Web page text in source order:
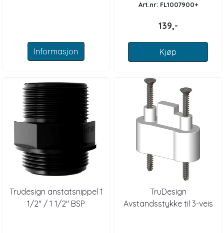
Informasjon
Art.nr: FL1007900+
139,-
Kjøp
Trudesign anstatsnippel 1
1/2" / 1 1/2" BSP
TruDesign
Avstandsstykke til 3-veis